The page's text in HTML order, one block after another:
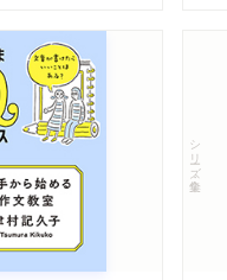
シリーズ・全集